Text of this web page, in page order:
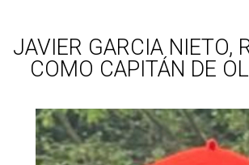
JAVIER GARCIA NIETO,
COMO CAPITÁN DE